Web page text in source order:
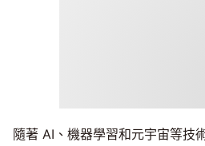
隨著 AI、機器學習和元宇宙等技